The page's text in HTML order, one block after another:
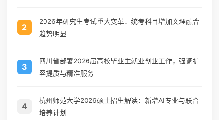
2
2026年研究生考试重大变革：统考科目增加文理融合
趋势明显
3
四川省部署2026届高校毕业生就业创业工作，强调扩
容提质与精准服务
4
杭州师范大学2026硕士招生解读：新增AI专业与联合
培养计划